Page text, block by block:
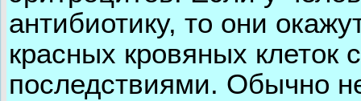
антибиотику, то они
красных кровяных
последствиями. Обычно